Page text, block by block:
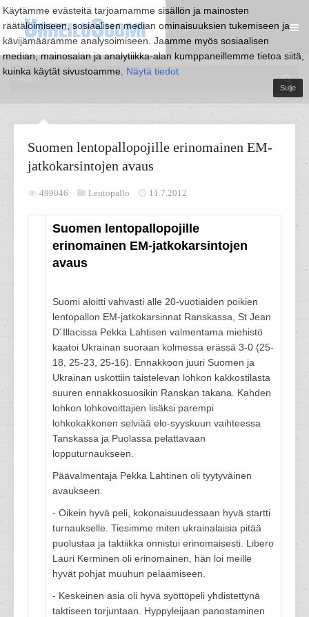
Käytämme evästeitä tarjoamamme sisällön ja mainosten
räätälöimiseen, sosiaalisen median ominaisuuksien tukemiseen ja
kävijämäärämme analysoimiseen. Jaamme myös sosiaalisen
median, mainosalan ja analytiikka-alan kumppaneillemme tietoa siitä,
kuinka käytät sivustoamme. Näytä tiedot
Sulje
Suomen lentopallopojille erinomainen EM-
jatkokarsintojen avaus
499046 Lentopallo 11.7.2012
Suomen lentopallopojille
erinomainen EM-jatkokarsintojen
avaus
Suomi aloitti vahvasti alle 20-vuotiaiden poikien
lentopallon EM-jatkokarsinnat Ranskassa, St Jean
D´Illacissa Pekka Lahtisen valmentama miehistö
kaatoi Ukrainan suoraan kolmessa erässä 3-0 (25-
18, 25-23, 25-16). Ennakkoon juuri Suomen ja
Ukrainan uskottiin taistelevan lohkon kakkostilasta
suuren ennakkosuosikin Ranskan takana. Kahden
lohkon lohkovoittajien lisäksi parempi
lohkokakkonen selviää elo-syyskuun vaihteessa
Tanskassa ja Puolassa pelattavaan
lopputurnaukseen.
Päävalmentaja Pekka Lahtinen oli tyytyväinen
avaukseen.
- Oikein hyvä peli, kokonaisuudessaan hyvä startti
turnaukselle. Tiesimme miten ukrainalaisia pitää
puolustaa ja taktiikka onnistui erinomaisesti. Libero
Lauri Kerminen oli erinomainen, hän loi meille
hyvät pohjat muuhun pelaamiseen.
- Keskeinen asia oli hyvä syöttöpeli yhdistettynä
taktiseen torjuntaan. Hyppyleijaan panostaminen